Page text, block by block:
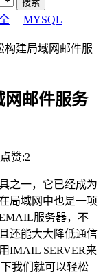
搜索
MYSQL
构建局域网邮件服
网邮件服务
点赞:2
之一，它已经成为
局域网中也是一项
服务器，不
还能大大降低通信
IMAIL SERVER来
我们就可以轻松